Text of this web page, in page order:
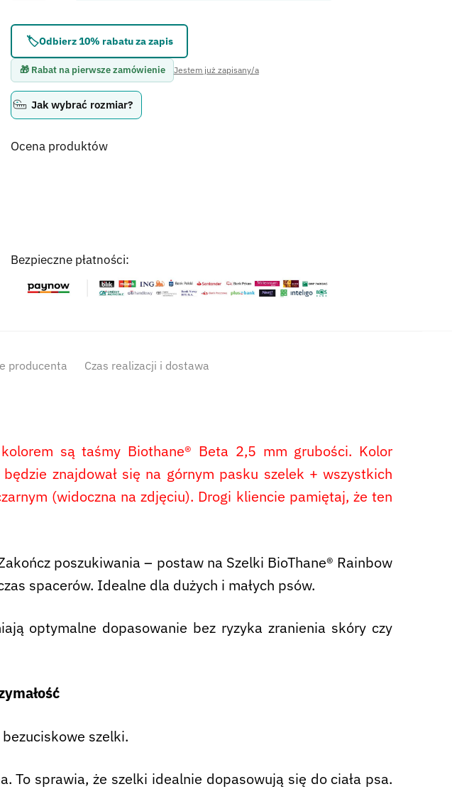
🏷️Odbierz 10% rabatu za zapis
🎁 Rabat na pierwsze zamówienie Jestem już zapisany/a
Jak wybrać rozmiar?
Ocena produktów
Bezpieczne płatności:
producenta Czas realizacji i dostawa
są taśmy Biothane® Beta 2,5 mm grubości. Kolor
znajdował się na górnym pasku szelek + wszystkich
(widoczna na zdjęciu). Drogi kliencie pamiętaj, że ten
poszukiwania – postaw na Szelki BioThane® Rainbow
spacerów. Idealne dla dużych i małych psów.
optymalne dopasowanie bez ryzyka zranienia skóry czy
szelki.
To sprawia, że szelki idealnie dopasowują się do ciała psa.